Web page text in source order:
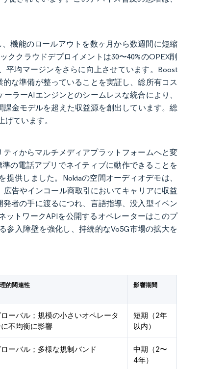
機能のロールアウトを数ヶ月から数週間に短縮
ククラウドデプロイメントは30〜40%のOPEX削
平均マージンをさらに向上させています。Boost
な準備が整っていることを実証し、総所有コス
ラーAIエンジンとのシームレスな統合により、
金モデルを超えた収益源を創出しています。総
ています。
ィからマルチメディアプラットフォームへと変
の電話アプリでネイティブに動作できることを
供しました。Nokiaの空間オーディオデモは、
告やインコール商取引においてキャリアに収益
者の手に渡るにつれ、言語指導、没入型イベン
ットワークAPIを公開するオペレーターはこのプ
参入障壁を強化し、持続的なVo5G市場の拡大を
的関連性 影響期間
ーバル；規模の小さいオペレータ
不均衡に影響
短期（2年
以内）
ーバル；多様な規制バンド
中期（2〜
4年）